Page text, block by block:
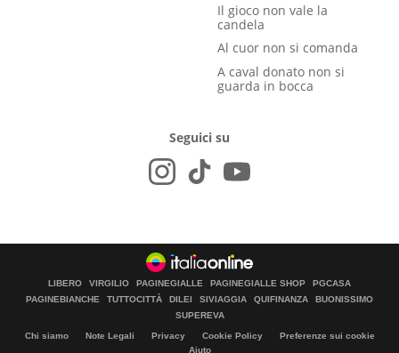
Il gioco non vale la
candela
Al cuor non si comanda
A caval donato non si
guarda in bocca
Seguici su
LIBERO VIRGILIO PAGINEGIALLE PAGINEGIALLE SHOP
PGCASA
PAGINEBIANCHE
TUTTOCITTÀ DILEI SIVIAGGIA QUIFINANZA
BUONISSIMO
SUPEREVA
Chi siamo Note Legali Privacy Cookie Policy
Preferenze sui cookie
Aiuto